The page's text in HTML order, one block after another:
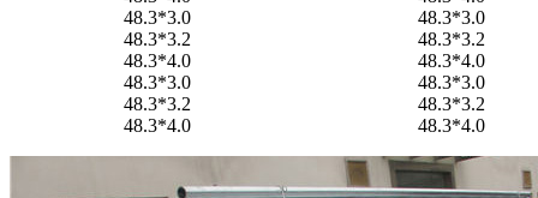
48.3*3.0
48.3*3.0
48.3*3.2
48.3*3.2
48.3*4.0
48.3*4.0
48.3*3.0
48.3*3.0
48.3*3.2
48.3*3.2
48.3*4.0
48.3*4.0